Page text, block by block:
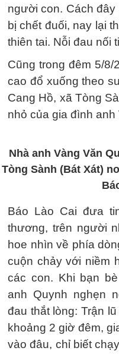
người con. Cách
bị chết đuối, nay lại
thiên tai. Nỗi đau nối
Cũng trong đêm 5/
cao đổ xuống theo
Cang Hồ, xã Tòng
nhỏ của gia đình
Nhà anh Vàng Văn
Tòng Sành (Bát Xát)
Báo Lào Cai đưa
thương, trên người
hoe nhìn về phía
cuộn chảy với niềm
các con. Khi bạn
anh Quynh nghẹn
đau thắt lòng: Trận
khoảng 2 giờ đêm,
vào đâu, chỉ biết